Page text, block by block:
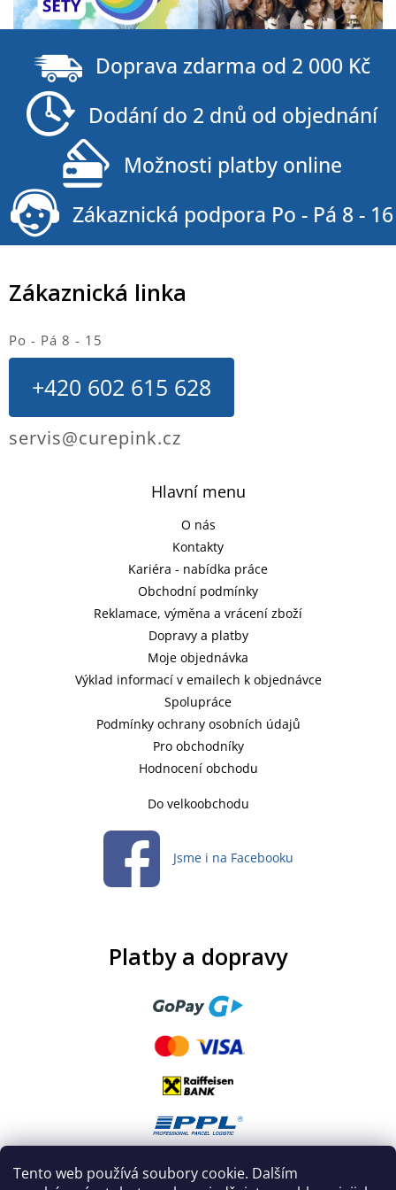
Tento web používá soubory cookie. Dalším
Hlavní menu
O nás
Kontakty
Kariéra - nabídka práce
Obchodní podmínky
Reklamace, výměna a vrácení zboží
Dopravy a platby
Moje objednávka
Výklad informací v emailech k objednávce
Spolupráce
Podmínky ochrany osobních údajů
Pro obchodníky
Hodnocení obchodu
Do velkoobchodu
Jsme i na Facebooku
Zákaznická linka
Po - Pá 8 - 15
+420 602 615 628
servis@curepink.cz
Platby a dopravy
Doprava zdarma od 2 000 Kč
Dodání do 2 dnů od objednání
Možnosti platby online
Zákaznická podpora Po - Pá 8 - 16